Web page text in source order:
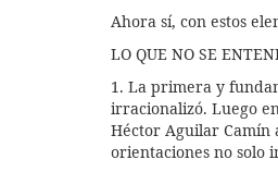
Ahora sí, con estos
LO QUE NO SE
1. La primera y
irracionalizó. Luego
Héctor Aguilar Camín
orientaciones no solo